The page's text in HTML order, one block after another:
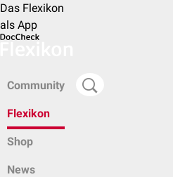
Das Flexikon
als App
Community
Flexikon
Shop
News